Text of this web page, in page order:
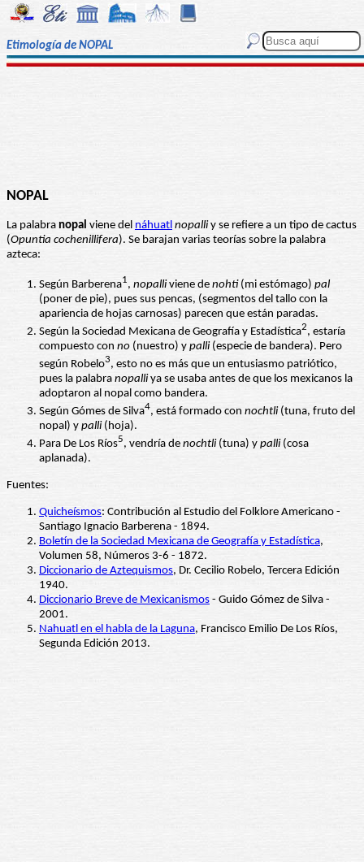
Etimología de NOPAL
NOPAL
La palabra nopal viene del náhuatl nopalli y se refiere a un tipo de cactus
(Opuntia cochenillifera). Se barajan varias teorías sobre la palabra
azteca:
Según Barberena1, nopalli viene de nohti(mi estómago) pal
(poner de pie), pues sus pencas, (segmentos del tallo con la
apariencia de hojas carnosas) parecen que están paradas.
Según la Sociedad Mexicana de Geografía y Estadística2, estaría
compuesto con no (nuestro) y palli (especie de bandera). Pero
según Robelo3, esto no es más que un entusiasmo patriótico,
pues la palabra nopalli ya se usaba antes de que los mexicanos la
adoptaron al nopal como bandera.
Según Gómes de Silva4, está formado con nochtli(tuna, fruto del
nopal) y palli (hoja).
Para De Los Ríos5, vendría de nochtli(tuna) y palli (cosa
aplanada).
Fuentes:
Quicheísmos: Contribución al Estudio del Folklore Americano -
Santiago Ignacio Barberena - 1894.
Boletín de la Sociedad Mexicana de Geografía y Estadística,
Volumen 58, Números 3-6 - 1872.
Diccionario de Aztequismos, Dr. Cecilio Robelo, Tercera Edición
1940.
Diccionario Breve de Mexicanismos - Guido Gómez de Silva -
2001.
Nahuatl en el habla de la Laguna, Francisco Emilio De Los Ríos,
Segunda Edición 2013.